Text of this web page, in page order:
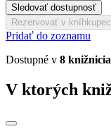
Sledovať dostupnosť
Rezervovať v
Pridať do zoznamu
Dostupné v 8
V ktorých